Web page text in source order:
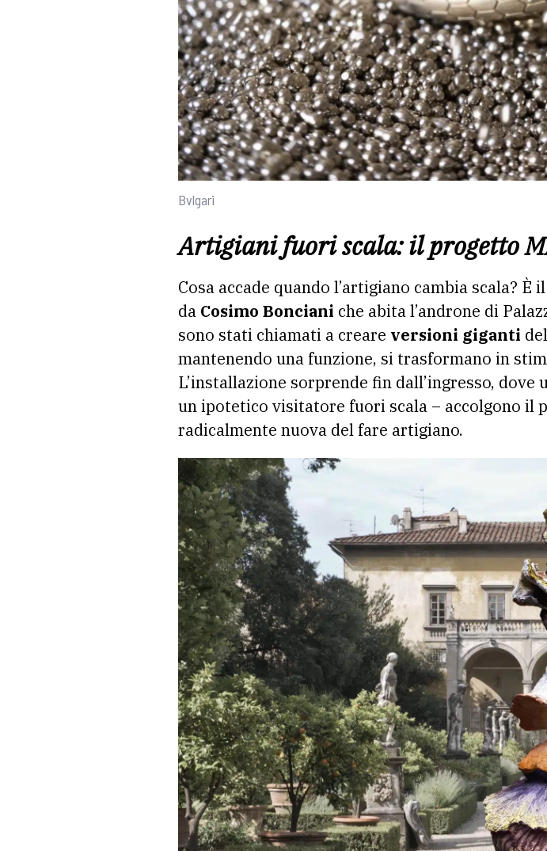
Bvlgari
Artigiani fuori scala: il progetto
Cosa accade quando l’artigiano cambia scala? È
da Cosimo Bonciani che abita l’androne di
sono stati chiamati a creare versioni giganti
mantenendo una funzione, si trasformano in
L’installazione sorprende fin dall’ingresso, dove
un ipotetico visitatore fuori scala – accolgono il
radicalmente nuova del fare artigiano.